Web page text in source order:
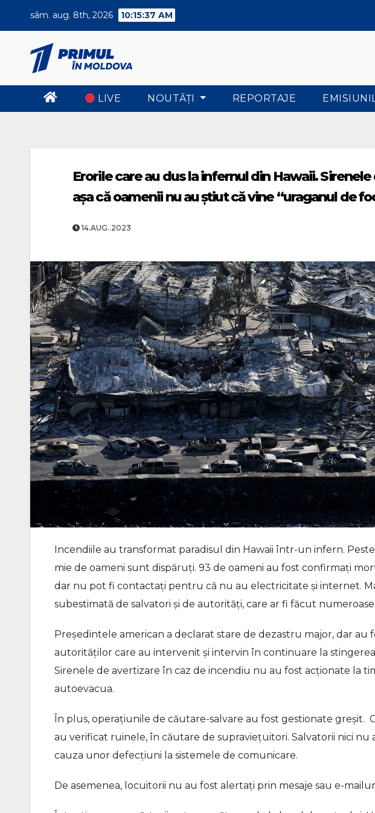
sâm. aug. 8th, 2026 10:15:38 AM
LIVE NOUTĂŢI REPORTAJE
Erorile care au dus la infernul din Hawaii.
așa că oamenii nu au știut că vine “uraganul de
14.AUG..2023
Incendiile au transformat paradisul din Hawaii într-un infern.
mie de oameni sunt dispăruți. 93 de oameni au fost confirmați
dar nu pot fi contactați pentru că nu au electricitate și internet.
subestimată de salvatori și de autorități, care ar fi făcut
Președintele american a declarat stare de dezastru major, dar
autorităților care au intervenit și intervin în continuare la
Sirenele de avertizare în caz de incendiu nu au fost acţionate la
autoevacua.
În plus, operațiunile de căutare-salvare au fost gestionate greșit.
au verificat ruinele, în căutare de supraviețuitori. Salvatorii nici
cauza unor defecțiuni la sistemele de comunicare.
De asemenea, locuitorii nu au fost alertați prin mesaje sau e-